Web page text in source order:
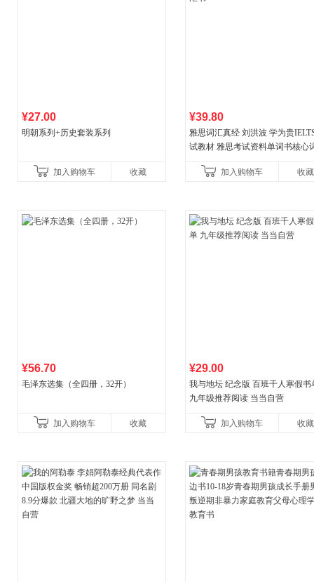
¥27.00
明朝系列+历史套装系列
加入购物车 收藏
¥39.80
雅思词汇真经 刘洪波 学为贵
试教材 雅思考试资料单词书核心
加入购物车
收藏
¥56.70
毛泽东选集（全四册，32开）
加入购物车 收藏
¥29.00
我与地坛 纪念版 百班千人寒假书
九年级推荐阅读 当当自营
加入购物车 收藏